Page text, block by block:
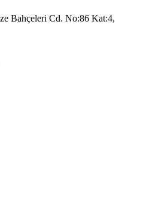
Bahçeleri Cd. No:86 Kat:4,